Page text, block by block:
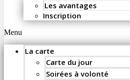
Les avantages
Inscription
Menu
La carte
Carte du jour
Soirées à volonté